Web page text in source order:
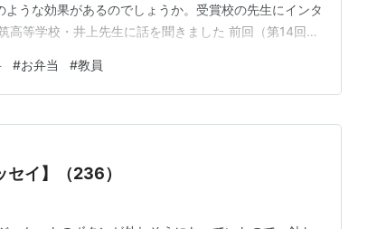
うな効果があるのでしょうか。受賞校の先生にインタ
高等学校・井上先生に話を聞きました 前回（第14回・
高等学校。当時、同校の家庭科教諭として指導にあた
弁当甲子園の授業での…
#お弁当 #教員
セイ】（236）